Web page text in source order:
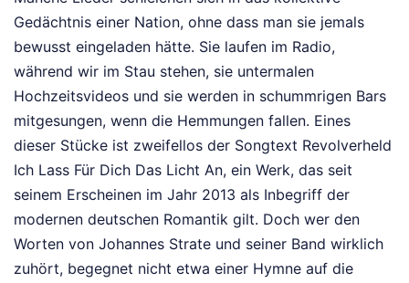
Gedächtnis einer Nation, ohne dass man sie jemals
bewusst eingeladen hätte. Sie laufen im Radio,
während wir im Stau stehen, sie untermalen
Hochzeitsvideos und sie werden in schummrigen Bars
mitgesungen, wenn die Hemmungen fallen. Eines
dieser Stücke ist zweifellos der Songtext Revolverheld
Ich Lass Für Dich Das Licht An, ein Werk, das seit
seinem Erscheinen im Jahr 2013 als Inbegriff der
modernen deutschen Romantik gilt. Doch wer den
Worten von Johannes Strate und seiner Band wirklich
zuhört, begegnet nicht etwa einer Hymne auf die